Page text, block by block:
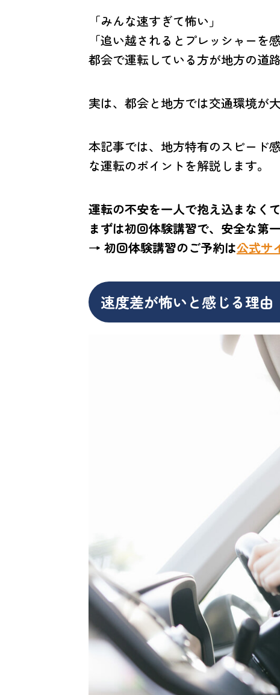
「みんな速すぎて怖い」
「追い越されるとプレッシャーを感
都会で運転している方が地方の道
実は、都会と地方では交通環境が
本記事では、地方特有のスピード
な運転のポイントを解説します。
運転の不安を一人で抱え込まなく
まずは初回体験講習で、安全な第
→ 初回体験講習のご予約は公式サ
速度差が怖いと感じる理由